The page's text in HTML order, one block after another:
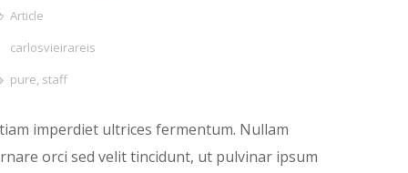
Article
carlosvieirareis
pure, staff
imperdiet ultrices fermentum. Nullam
orci sed velit tincidunt, ut pulvinar ipsum